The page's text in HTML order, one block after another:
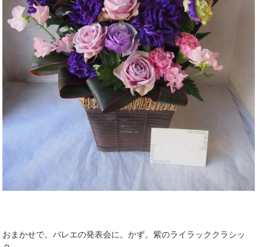
おまかせで。バレエの発表会に。かず。紫のライラッククラシッ